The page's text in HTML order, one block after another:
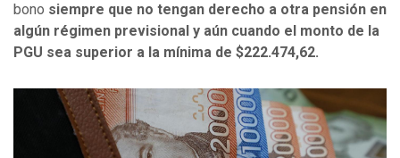
bono siempre que no tengan derecho a otra pensión en
algún régimen previsional y aún cuando el monto de la
PGU sea superior a la mínima de $222.474,62.